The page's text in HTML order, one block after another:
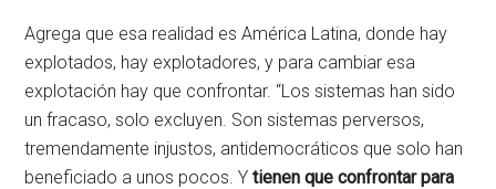
Agrega que esa realidad es América Latina, donde hay
explotados, hay explotadores, y para cambiar esa
explotación hay que confrontar. “Los sistemas han sido
un fracaso, solo excluyen. Son sistemas perversos,
tremendamente injustos, antidemocráticos que solo han
beneficiado a unos pocos. Ytienen que confrontar para